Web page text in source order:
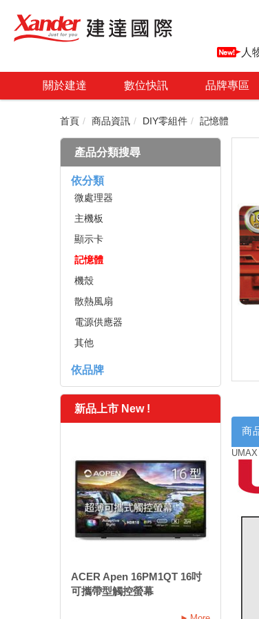
人
關於建達 數位快訊 品牌專區
首頁 商品資訊 DIY零組件 記憶體
產品分類搜尋
依分類
微處理器
主機板
顯示卡
記憶體
機殼
散熱風扇
電源供應器
其他
依品牌
新品上市 New !
ACER Apen 16PM1QT 16吋
可攜帶型觸控螢幕
商